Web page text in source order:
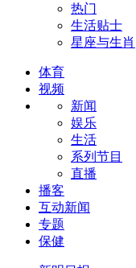
热门
生活贴士
星座与生肖
体育
视频
新闻
娱乐
生活
系列节目
直播
播客
互动新闻
专题
保健